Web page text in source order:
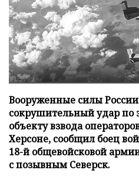
Вооруженные силы
сокрушительный удар по
объекту взвода
Херсоне, сообщил боец
18-й общевойсковой
с позывным Северск.